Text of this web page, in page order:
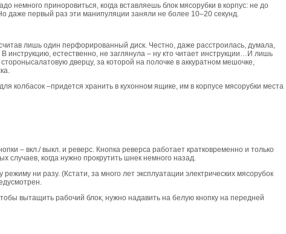
немного приноровиться, когда вставляешь блок мясорубки в корпус: не до
даже первый раз эти манипуляции заняли не более 10–20 секунд.
лишь один перфорированный диск. Честно, даже расстроилась, думала,
инструкцию, естественно, не заглянула – ну кто читает инструкции…И лишь
дверцу, за которой на полочке в аккуратном мешочке,
колбасок –придется хранить в кухонном ящике, им в корпусе мясорубки места
– вкл./ выкл. и реверс. Кнопка реверса работает кратковременно и только
когда нужно прокрутить шнек немного назад.
ни разу. (Кстати, за много лет эксплуатации электрических мясорубок
вытащить рабочий блок, нужно надавить на белую кнопку на передней